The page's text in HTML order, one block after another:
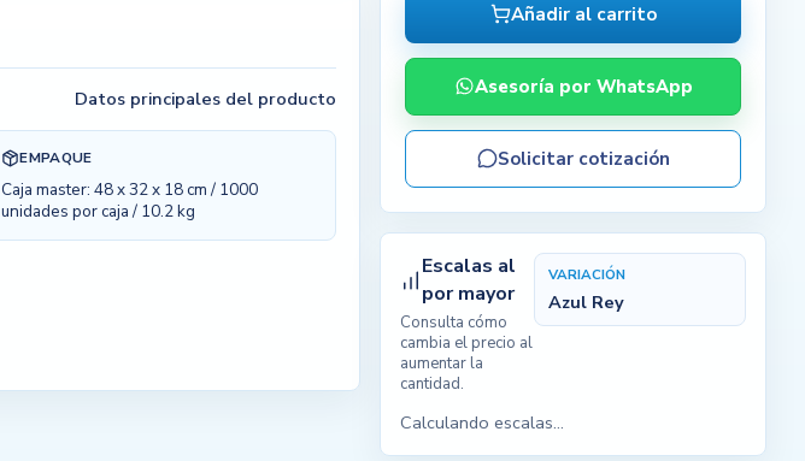
Datos principales del producto
EMPAQUE
Caja master: 48 x 32 x 18 cm / 1000
unidades por caja / 10.2 kg
Añadir al carrito
Asesoría por WhatsApp
Solicitar cotización
Escalas al
por mayor
Consulta cómo
cambia el precio al
aumentar la
cantidad.
VARIACIÓN
Azul Rey
Calculando escalas...